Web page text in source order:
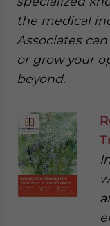
the medical
Associates
or grow your
beyond.